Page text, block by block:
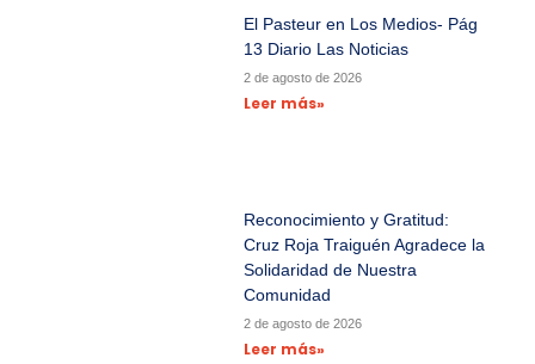
El Pasteur en Los Medios- Pág
13 Diario Las Noticias
2 de agosto de 2026
Leer más»
Reconocimiento y Gratitud:
Cruz Roja Traiguén Agradece la
Solidaridad de Nuestra
Comunidad
2 de agosto de 2026
Leer más»